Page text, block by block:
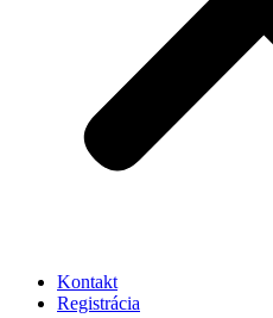
Kontakt
Registrácia